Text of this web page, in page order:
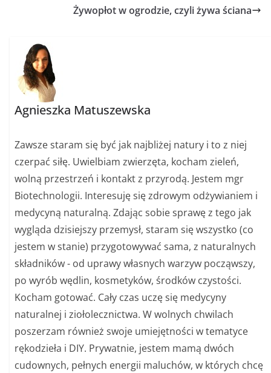
Żywopłot w ogrodzie, czyli żywa ściana
Agnieszka Matuszewska
Zawsze staram się być jak najbliżej natury i to z niej
czerpać siłę. Uwielbiam zwierzęta, kocham zieleń,
wolną przestrzeń i kontakt z przyrodą. Jestem mgr
Biotechnologii. Interesuję się zdrowym odżywianiem i
medycyną naturalną. Zdając sobie sprawę z tego jak
wygląda dzisiejszy przemysł, staram się wszystko (co
jestem w stanie) przygotowywać sama, z naturalnych
składników - od uprawy własnych warzyw począwszy,
po wyrób wędlin, kosmetyków, środków czystości.
Kocham gotować. Cały czas uczę się medycyny
naturalnej i ziołolecznictwa. W wolnych chwilach
poszerzam również swoje umiejętności w tematyce
rękodzieła i DIY. Prywatnie, jestem mamą dwóch
cudownych, pełnych energii maluchów, w których chcę